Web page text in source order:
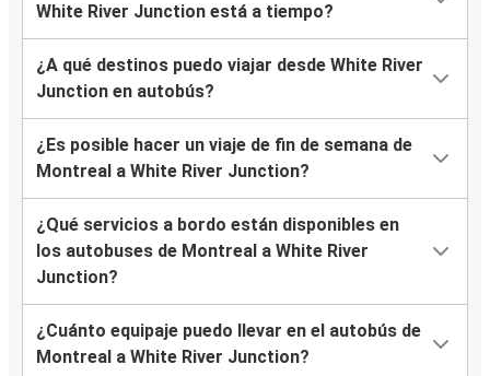
White River Junction está a tiempo?
¿A qué destinos puedo viajar desde White River
Junction en autobús?
¿Es posible hacer un viaje de fin de semana de
Montreal a White River Junction?
¿Qué servicios a bordo están disponibles en
los autobuses de Montreal a White River
Junction?
¿Cuánto equipaje puedo llevar en el autobús de
Montreal a White River Junction?